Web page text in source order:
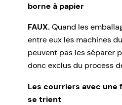
borne à papier
FAUX.Quand les
entre eux les machines
peuvent pas les séparer
donc exclus du process
Les courriers avec une
se trient